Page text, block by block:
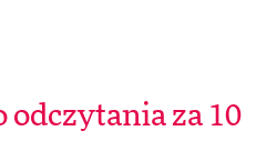
odczytania za 10